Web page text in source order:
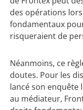
des opérations
fondamentaux
risqueraient de
Néanmoins, ce
doutes. Pour les
lancé son enquête
au médiateur,